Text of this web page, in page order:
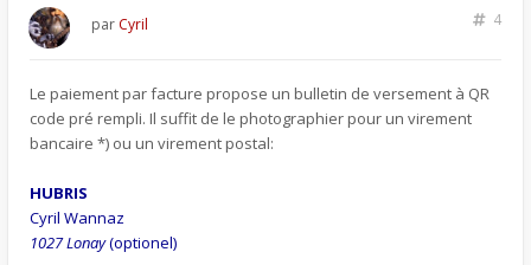
4
par Cyril
Le paiement par facture propose un bulletin de versement à QR
code pré rempli. Il suffit de le photographier pour un virement
bancaire *) ou un virement postal:
HUBRIS
Cyril Wannaz
1027 Lonay(optionel)